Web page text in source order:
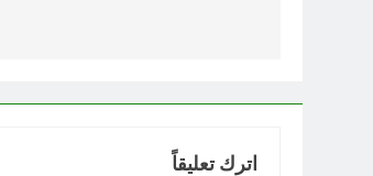
اترك تعليقاً